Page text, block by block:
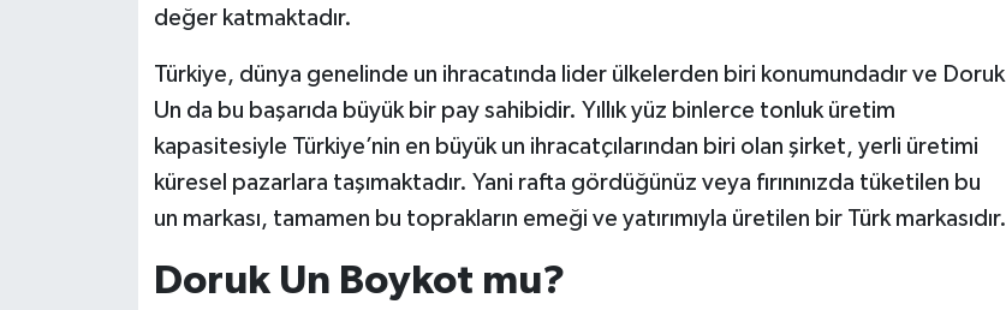
değer katmaktadır.
Türkiye, dünya genelinde un ihracatında lider ülkelerden biri konumundadır ve Doruk
Un da bu başarıda büyük bir pay sahibidir. Yıllık yüz binlerce tonluk üretim
kapasitesiyle Türkiye’nin en büyük un ihracatçılarından biri olan şirket, yerli üretimi
küresel pazarlara taşımaktadır. Yani rafta gördüğünüz veya fırınınızda tüketilen bu
un markası, tamamen bu toprakların emeği ve yatırımıyla üretilen bir Türk markasıdır.
Doruk Un Boykot mu?